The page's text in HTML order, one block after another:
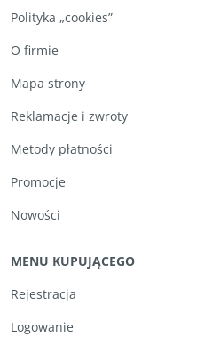
Polityka „cookies”
O firmie
Mapa strony
Reklamacje i zwroty
Metody płatności
Promocje
Nowości
MENU KUPUJĄCEGO
Rejestracja
Logowanie